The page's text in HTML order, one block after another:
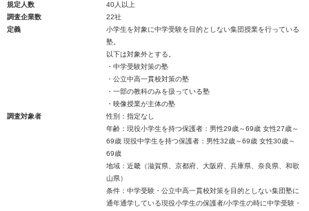
規定人数
40人以上
調査企業数
22社
定義
小学生を対象に中学受験を目的としない集団授業を行っている
塾。
以下は対象外とする。
・中学受験対策の塾
・公立中高一貫校対策の塾
・一部の教科のみを扱っている塾
・映像授業が主体の塾
調査対象者
性別：指定なし
年齢：現役小学生を持つ保護者：男性29歳～69歳 女性27歳～
69歳 現役中学生を持つ保護者：男性32歳～69歳 女性30歳～
69歳
地域：近畿（滋賀県、京都府、大阪府、兵庫県、奈良県、和歌
山県）
条件：中学受験・公立中高一貫校対策を目的としない集団塾に
通年通学している現役小学生の保護者/小学生の時に中学受験・